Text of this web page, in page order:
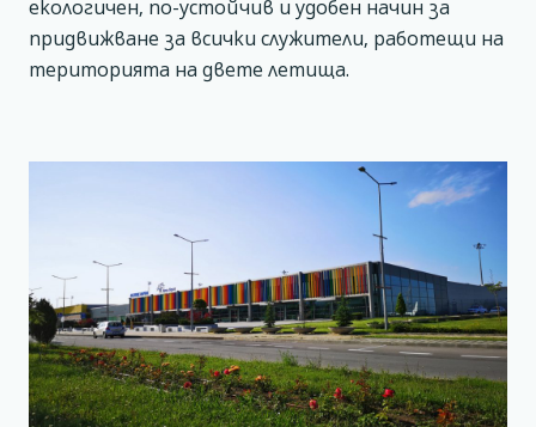
екологичен, по-устойчив и удобен начин за
придвижване за всички служители, работещи на
територията на двете летища.